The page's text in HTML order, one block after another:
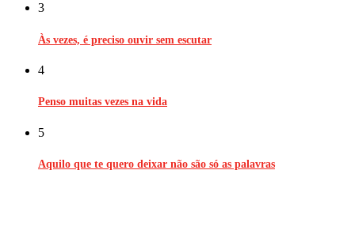
3
Às vezes, é preciso ouvir sem escutar
4
Penso muitas vezes na vida
5
Aquilo que te quero deixar não são só as palavras